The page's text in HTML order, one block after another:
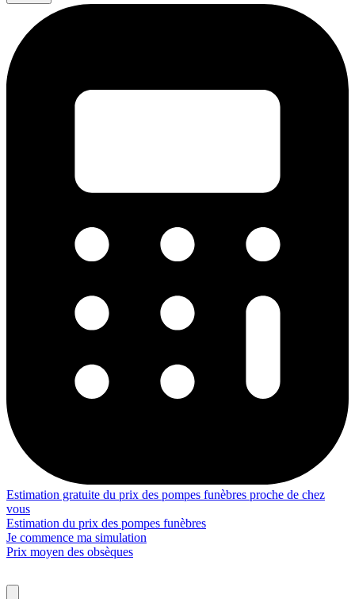
Estimation gratuite du prix des pompes funèbres proche de chez
vous
Estimation du prix des pompes funèbres
Je commence ma simulation
Prix moyen des obsèques